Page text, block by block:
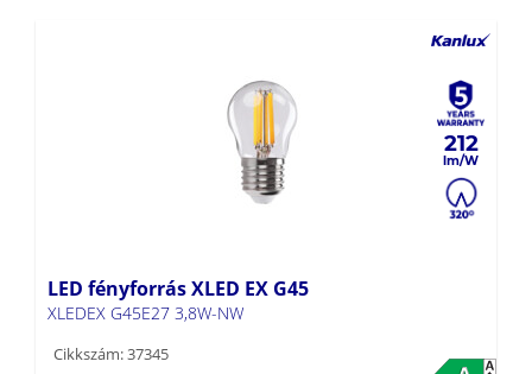
212
LED fényforrás XLED EX G45
XLEDEX G45E27 3,8W-NW
Cikkszám: 37345